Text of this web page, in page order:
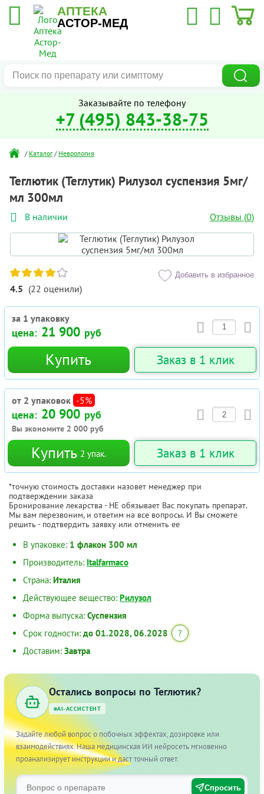
АПТЕКА
АСТОР-МЕД
Заказывайте по телефону
+7 (495) 843-38-75
/ Каталог / Неврология
Теглютик (Теглутик) Рилузол суспензия 5мг/
мл 300мл
В наличии Отзывы (0)
4.5 (22 оценили)
Добавить в избранное
за 1 упаковку
цена: 21 900 руб
Купить Заказ в 1 клик
от 2 упаковок -5%
цена: 20 900 руб
Вы экономите 2 000 руб
Купить 2 упак. Заказ в 1 клик
*точную стоимость доставки назовет менеджер при
подтверждении заказа
Бронирование лекарства - НЕ обязывает Вас покупать препарат.
Мы вам перезвоним, и ответим на все вопросы. И Вы сможете
решить - подтвердить заявку или отменить ее
В упаковке: 1 флакон 300 мл
Производитель: Italfarmaco
Страна: Италия
Действующее вещество: Рилузол
Форма выпуска: Суспензия
Срок годности: до 01.2028, 06.2028
?
Доставим: Завтра
Остались вопросы по Теглютик?
AI-АССИСТЕНТ
Задайте любой вопрос о побочных эффектах, дозировке или
взаимодействиях. Наша медицинская ИИ нейросеть мгновенно
проанализирует инструкции и даст точный ответ.
Спросить